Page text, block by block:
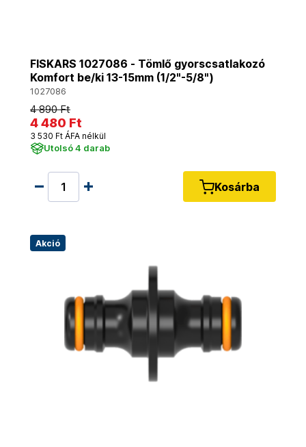
FISKARS 1027086 - Tömlő gyorscsatlakozó
Komfort be/ki 13-15mm (1/2"-5/8")
1027086
4 890 Ft
4 480 Ft
3 530 Ft ÁFA nélkül
Utolsó 4 darab
Kosárba
Akció